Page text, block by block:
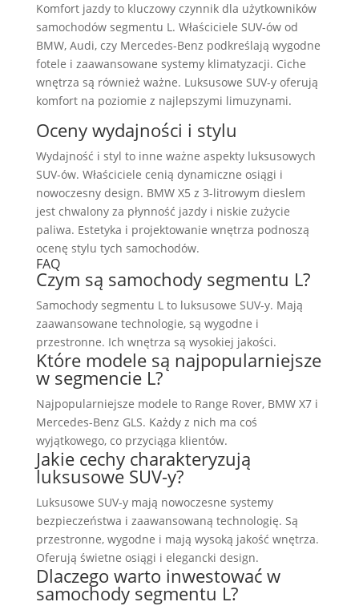
Komfort jazdy to kluczowy czynnik dla użytkowników
samochodów segmentu L. Właściciele SUV-ów od
BMW, Audi, czy Mercedes-Benz podkreślają wygodne
fotele i zaawansowane systemy klimatyzacji. Ciche
wnętrza są również ważne. Luksusowe SUV-y oferują
komfort na poziomie z najlepszymi limuzynami.
Oceny wydajności i stylu
Wydajność i styl to inne ważne aspekty luksusowych
SUV-ów. Właściciele cenią dynamiczne osiągi i
nowoczesny design. BMW X5 z 3-litrowym dieslem
jest chwalony za płynność jazdy i niskie zużycie
paliwa. Estetyka i projektowanie wnętrza podnoszą
ocenę stylu tych samochodów.
FAQ
Czym są samochody segmentu L?
Samochody segmentu L to luksusowe SUV-y. Mają
zaawansowane technologie, są wygodne i
przestronne. Ich wnętrza są wysokiej jakości.
Które modele są najpopularniejsze
w segmencie L?
Najpopularniejsze modele to Range Rover, BMW X7 i
Mercedes-Benz GLS. Każdy z nich ma coś
wyjątkowego, co przyciąga klientów.
Jakie cechy charakteryzują
luksusowe SUV-y?
Luksusowe SUV-y mają nowoczesne systemy
bezpieczeństwa i zaawansowaną technologię. Są
przestronne, wygodne i mają wysoką jakość wnętrza.
Oferują świetne osiągi i elegancki design.
Dlaczego warto inwestować w
samochody segmentu L?